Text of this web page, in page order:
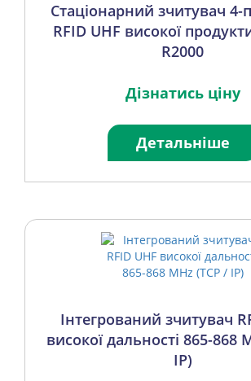
Стаціонарний зчитувач 4-
RFID UHF високої
R2000
Дізнатись ціну
Детальніше
Інтегрований зчитувач
високої дальності 865-868
IP)